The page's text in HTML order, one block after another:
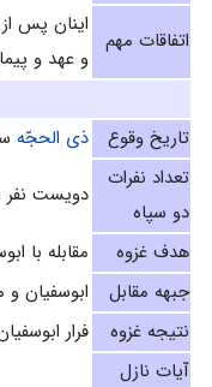
اتفاقات مهم
اینان پس
و عهد و
تاریخ وقوع
ذى الحجّه
تعداد نفرات
دو سپاه
دويست
هدف غزوه
مقابله با
جبهه مقابل
ابوسفیان
نتیجه غزوه
فرار
آیات نازل